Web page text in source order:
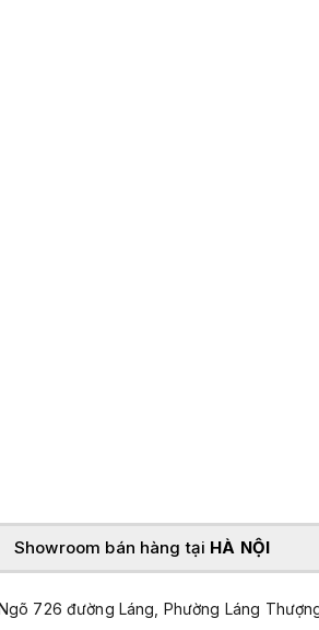
Showroom bán hàng tại HÀ NỘI
726 đường Láng, Phường Láng